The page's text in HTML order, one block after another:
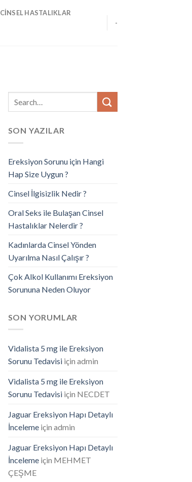
CINSEL HASTALIKLAR
-
SON YAZILAR
Ereksiyon Sorunu için Hangi
Hap Size Uygun ?
Cinsel İlgisizlik Nedir ?
Oral Seks ile Bulaşan Cinsel
Hastalıklar Nelerdir ?
Kadınlarda Cinsel Yönden
Uyarılma Nasıl Çalışır ?
Çok Alkol Kullanımı Ereksiyon
Sorununa Neden Oluyor
SON YORUMLAR
Vidalista 5 mg ile Ereksiyon
Sorunu Tedavisiiçin admin
Vidalista 5 mg ile Ereksiyon
Sorunu Tedavisiiçin NECDET
Jaguar Ereksiyon Hapı Detaylı
İncelemeiçin admin
Jaguar Ereksiyon Hapı Detaylı
İncelemeiçin MEHMET
ÇEŞME